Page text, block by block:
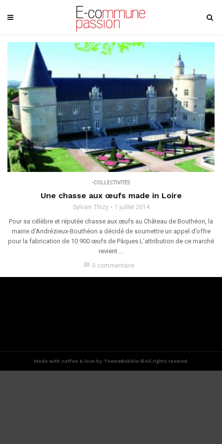
-COLLECTIVITÉS
Une chasse aux œufs made in Loire
Sylvain Thizy 1 juillet 2014
Pour sa célèbre et réputée chasse aux œufs au Château de Bouthéon, la
mairie d’Andrézieux-Bouthéon a décidé de soumettre un appel d’offre
pour la fabrication de 10 900 œufs de Pâques.L’attribution de ce marché
revient ...
chat_bubble 0 commentaire
Made with coffee & love by ThemeBubble ©All rights reservd.